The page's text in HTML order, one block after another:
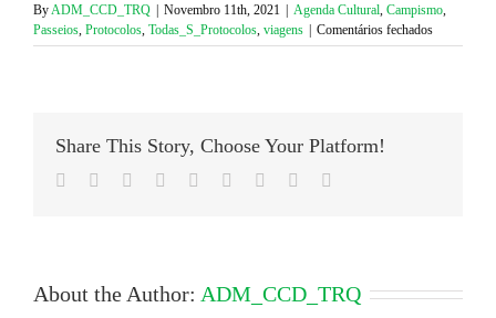
(Opens
in
new
window)
(Opens
in
new
window)
By ADM_CCD_TRQ | Novembro 11th, 2021 | Agenda Cultural Campismo
Passeios Protocolos Todas_S_Protocolos viagens | Comentários fechados
Protocolo
Share This Story, Choose Your Platform!
Facebook
TwitterLinkedIn
Reddit Google+
TumblrPinterest
About the Author: ADM_CCD_TRQ